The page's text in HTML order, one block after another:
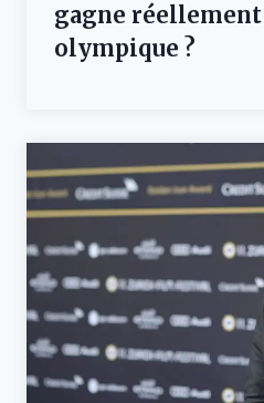
gagne
olympique ?